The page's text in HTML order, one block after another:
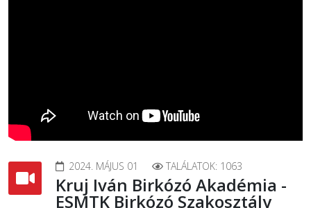
2024. MÁJUS 01 TALÁLATOK: 1063
Kruj Iván Birkózó Akadémia -
ESMTK Birkózó Szakosztály